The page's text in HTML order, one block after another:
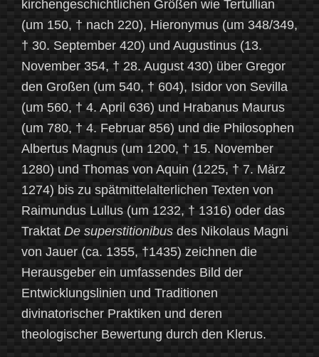
kirchengeschichtlichen Größen wie Tertullian
(um 150, † nach 220), Hieronymus (um 348/349,
† 30. September 420) und Augustinus (13.
November 354, † 28. August 430) über Gregor
den Großen (um 540, † 604), Isidor von Sevilla
(um 560, † 4. April 636) und Hrabanus Maurus
(um 780, † 4. Februar 856) und die Philosophen
Albertus Magnus (um 1200, † 15. November
1280) und Thomas von Aquin (1225, † 7. März
1274) bis zu spätmittelalterlichen Texten von
Raimundus Lullus (um 1232, † 1316) oder das
Traktat De superstitionibus des Nikolaus Magni
von Jauer (ca. 1355, †1435) zeichnen die
Herausgeber ein umfassendes Bild der
Entwicklungslinien und Traditionen
divinatorischer Praktiken und deren
theologischer Bewertung durch den Klerus.